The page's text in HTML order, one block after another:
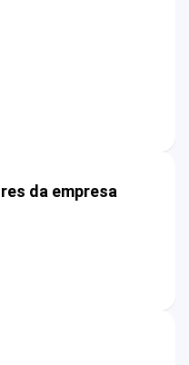
da empresa